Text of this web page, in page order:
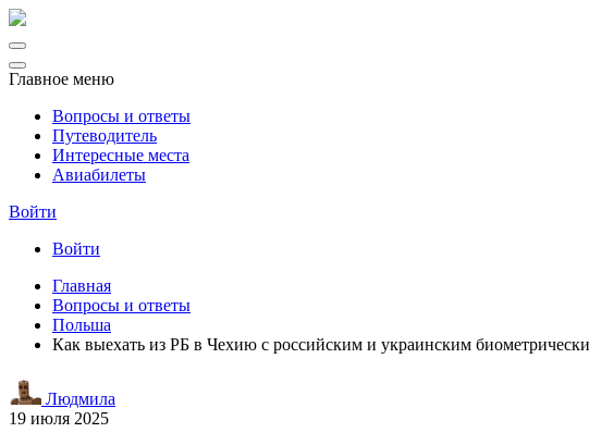
Главное меню
Вопросы и ответы
Путеводитель
Интересные места
Авиабилеты
Войти
Войти
Главная
Вопросы и ответы
Польша
Как выехать из РБ в Чехию с российским и украинским
Людмила
19 июля 2025